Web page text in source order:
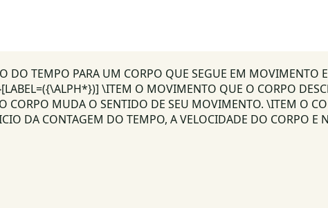
DO TEMPO PARA UM CORPO QUE SEGUE EM MOVIMENTO
\ITEM O MOVIMENTO QUE O CORPO
CORPO MUDA O SENTIDO DE SEU MOVIMENTO. \ITEM O
DA CONTAGEM DO TEMPO, A VELOCIDADE DO CORPO E